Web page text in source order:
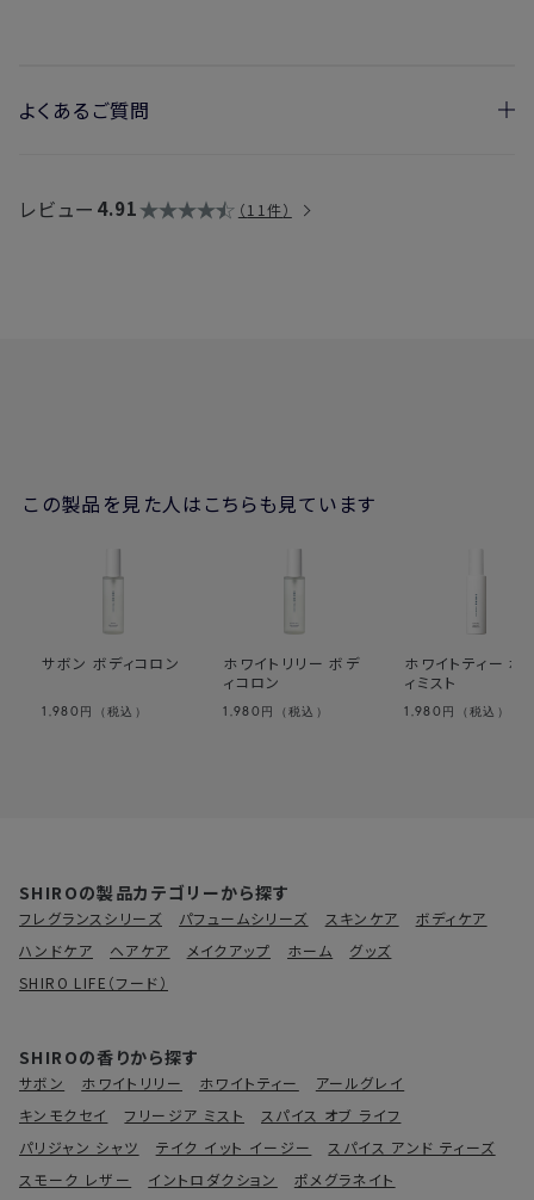
よくあるご質問
香りの持続時間：約1～2時間
質を防ぐため、開封後はなるべく早くお使いください。
・国内配送や海外輸送はできますか？
→製品のアルコール度数によって異なります。詳細は
こちら
レビュー 4.91 11件
この製品を見た人はこちらも見ています
サボン ボディコロン
1,980 円（税込）
ホワイトリリー ボデ
ィコロン
1,980 円（税込）
ホワイトティー ボ
ィミスト
1,980 円（税込）
SHIROの製品カテゴリーから探す
フレグランスシリーズ パフュームシリーズ スキンケア
ボディケア
ハンドケア
ヘアケア メイクアップ ホーム
グッズ
SHIRO LIFE（フード）
SHIROの香りから探す
サボン ホワイトリリー ホワイトティー
アールグレイ
キンモクセイ
フリージア ミスト
スパイス オブ ライフ
パリジャン シャツ
テイク イット イージー
スパイス アンド ティーズ
スモーク レザー
イントロダクション
ポメグラネイト